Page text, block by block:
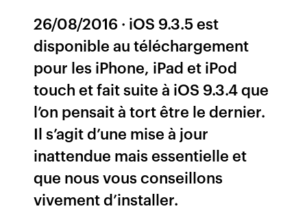
26/08/2016 · iOS 9.3.5 est
disponible au téléchargement
pour les iPhone, iPad et iPod
touch et fait suite à iOS 9.3.4 que
l’on pensait à tort être le dernier.
Il s’agit d’une mise à jour
inattendue mais essentielle et
que nous vous conseillons
vivement d’installer.